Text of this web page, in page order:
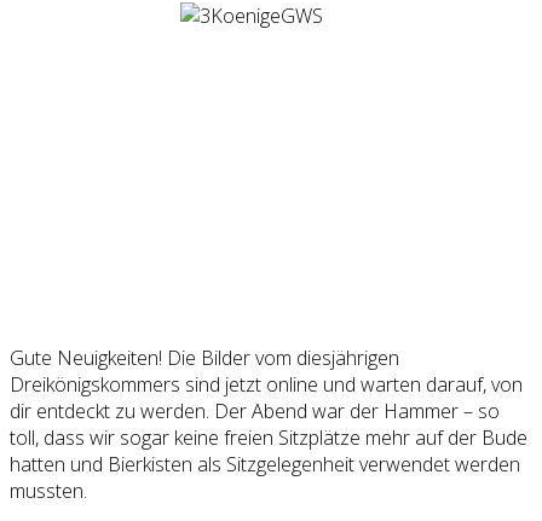
Gute Neuigkeiten! Die Bilder vom diesjährigen
Dreikönigskommers sind jetzt online und warten darauf, von
dir entdeckt zu werden. Der Abend war der Hammer – so
toll, dass wir sogar keine freien Sitzplätze mehr auf der Bude
hatten und Bierkisten als Sitzgelegenheit verwendet werden
mussten.